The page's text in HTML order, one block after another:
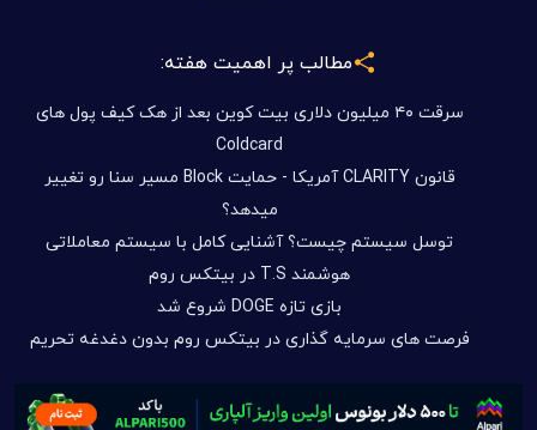
مطالب پر اهمیت هفته:
سرقت ۴۰ میلیون دلاری بیت کوین بعد از هک کیف پول های
Coldcard
قانون CLARITY آمریکا - حمایت Block مسیر سنا رو تغییر
میدهد؟
توسل سیستم چیست؟ آشنایی کامل با سیستم معاملاتی
هوشمند T.S در بیتکس روم
بازی تازه DOGE شروع شد
فرصت های سرمایه گذاری در بیتکس روم بدون دغدغه تحریم